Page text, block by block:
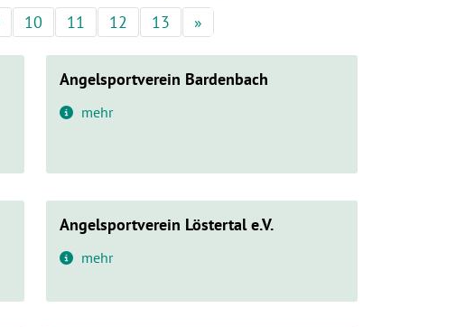
10 11 12 13 »
Angelsportverein Bardenbach
mehr
Angelsportverein Löstertal e.V.
mehr